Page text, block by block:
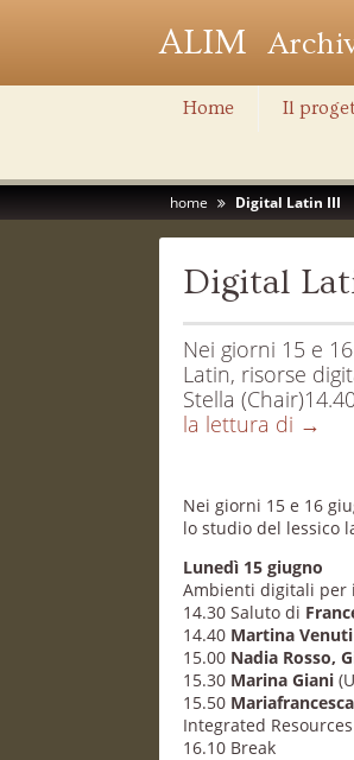
ALIM
Home Il
home Digital Latin III
Digital
Nei giorni 15 e
Latin, risorse
Stella
la lettura di Digital
→
Nei giorni 15 e 16
lo studio del lessico
Lunedì 15 giugno
Ambienti digitali per
14.30 Saluto di
14.40 Martina Venuti
15.00 Nadia Rosso,
15.30 Marina Giani
15.50
Integrated
16.10 Break